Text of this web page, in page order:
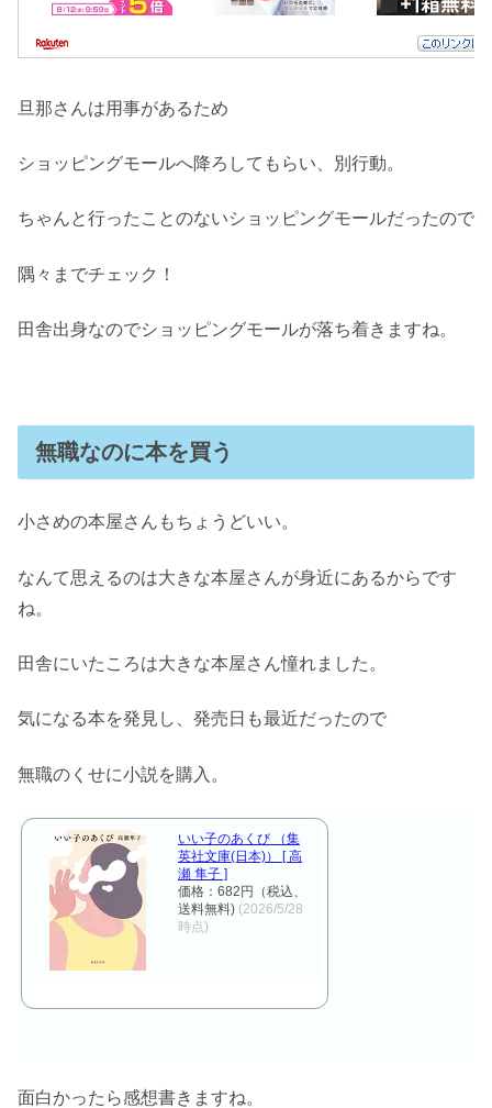
旦那さんは用事があるため
ショッピングモールへ降ろしてもらい、別行動。
ちゃんと行ったことのないショッピングモールだったので
隅々までチェック！
田舎出身なのでショッピングモールが落ち着きますね。
無職なのに本を買う
小さめの本屋さんもちょうどいい。
なんて思えるのは大きな本屋さんが身近にあるからです
ね。
田舎にいたころは大きな本屋さん憧れました。
気になる本を発見し、発売日も最近だったので
無職のくせに小説を購入。
いい子のあくび （集
英社文庫(日本)） [ 高
瀬 隼子 ]
価格：682円（税込、
送料無料) (2026/5/28
時点)
面白かったら感想書きますね。